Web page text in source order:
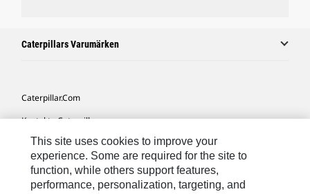
Caterpillars Varumärken
Caterpillar.com
Kontakta Caterpillar
Mina Marknadsföringspreferenser
Platskarta
Cookie Settings
This site uses cookies to improve your
experience. Some are required for the site to
function, while others support features,
performance, personalization, targeting, and